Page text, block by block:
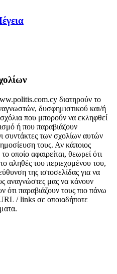
διατηρούν το
δυσφημιστικού και/ή
που μπορούν να εκληφθεί
ή που παραβιάζουν
συντάκτες των σχολίων αυτών
τους. Αν κάποιος
οποίο αφαιρείται, θεωρεί ότι
αληθές του περιεχομένου του,
της ιστοσελίδας για να
αναγνώστες μας να κάνουν
ότι παραβιάζουν τους πιο πάνω
/ links σε οποιαδήποτε